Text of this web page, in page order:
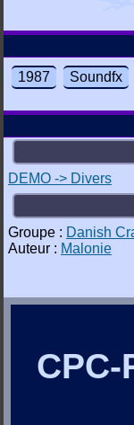
1987 Soundfx
DEMO -> Divers
Groupe : Danish
Auteur : Malonie
CPC-